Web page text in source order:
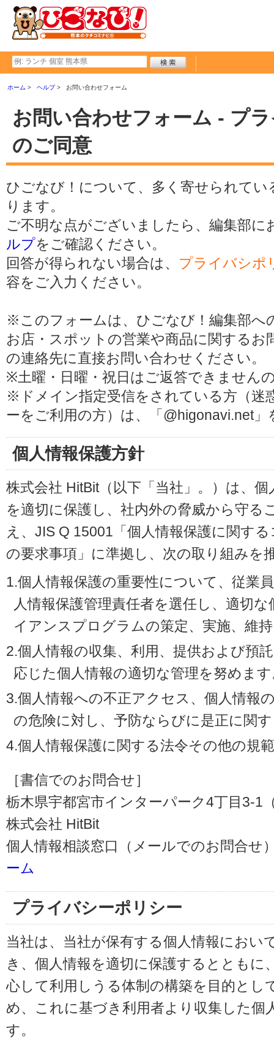
ホーム ヘルプ お問い合わせフォーム
お問い合わせフォーム - プ
のご同意
ひごなび！について、多く寄せられてい
ります。
ご不明な点がございましたら、編集部
ルプをご確認ください。
回答が得られない場合は、 プライバシポ
容をご入力ください。
※このフォームは、ひごなび！編集部へ
お店・スポットの営業や商品に関する
の連絡先に直接お問い合わせください。
※土曜・日曜・祝日はご返答できません
※ドメイン指定受信をされている方（迷
ーをご利用の方）は、「@higonavi.net
個人情報保護方針
株式会社 HitBit（以下「当社」。）は、
を適切に保護し、社内外の脅威から守る
え、JIS Q 15001「個人情報保護に関す
の要求事項」に準拠し、次の取り組みを
1.個人情報保護の重要性について、従業
人情報保護管理責任者を選任し、適切
イアンスプログラムの策定、実施、維
2.個人情報の収集、利用、提供および預
応じた個人情報の適切な管理を努めま
3.個人情報への不正アクセス、個人情報
の危険に対し、予防ならびに是正に関
4.個人情報保護に関する法令その他の規
［書信でのお問合せ］
栃木県宇都宮市インターパーク4丁目3-1
株式会社 HitBit
個人情報相談窓口（メールでのお問合せ
ーム
プライバシーポリシー
当社は、当社が保有する個人情報におい
き、個人情報を適切に保護するとともに
心して利用しうる体制の構築を目的とし
め、これに基づき利用者より収集した個
す。